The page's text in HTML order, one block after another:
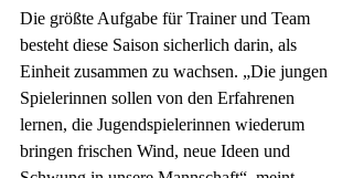
Die größte Aufgabe für Trainer und Team
besteht diese Saison sicherlich darin, als
Einheit zusammen zu wachsen. „Die jungen
Spielerinnen sollen von den Erfahrenen
lernen, die Jugendspielerinnen wiederum
bringen frischen Wind, neue Ideen und